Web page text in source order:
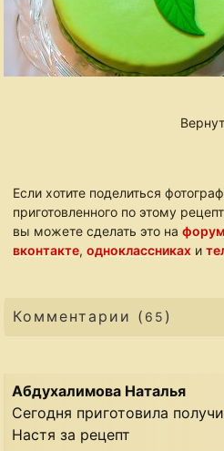
Если хотите поделиться
приготовленного по этому
вы можете сделать это на
вконтакте,одноклассниках и
Комментарии ( 65 )
Абдухалимова Наталья
Сегодня приготовила
Настя за рецепт